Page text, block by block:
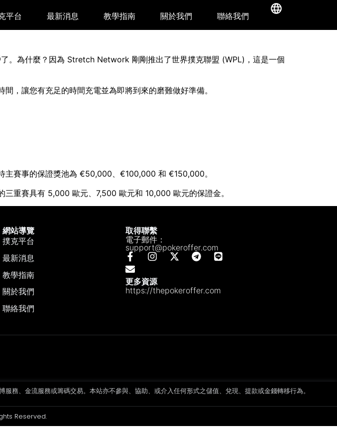
平台 最新消息 教學指南 關於我們 聯絡我們
。為什麼？因為 Stretch Network 剛剛推出了世界撲克聯盟 (WPL)，這是一個
，讓您有充足的時間充電並為即將到來的磨難做好準備。
主賽事的保證獎池為 €50,000、€100,000 和 €150,000。
重賽具有 5,000 歐元、7,500 歐元和 10,000 歐元的保證金。
網站導覽
撲克平台
最新消息
教學指南
關於我們
聯絡我們
取得聯繫
電子郵件：
support@pokeroffer.com
更多資源
https://thepokeroffer.com
務、金流服務或籌碼交易。本站亦不參與、協助、或介入任何形式之儲值、兌現、提款或金錢轉移行為。
Reserved.